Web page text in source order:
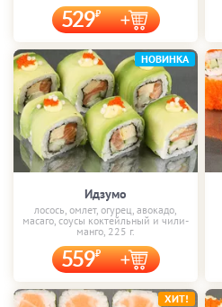
529
Идзумо
лосось, омлет, огурец, авокадо,
масаго, соусы коктейльный и чили-
манго, 225 г.
559
НОВИНКА
ХИТ!